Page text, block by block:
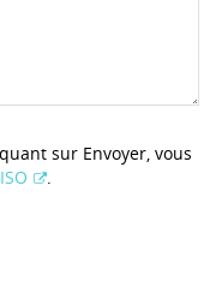
sur Envoyer, vous
.